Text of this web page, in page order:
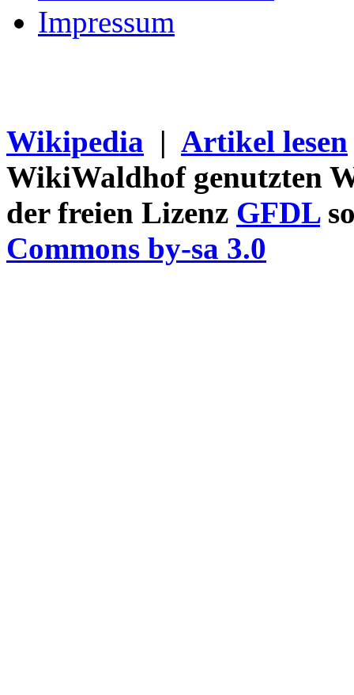
Impressum
Wikipedia | Artikel lesen
WikiWaldhof genutzten
der freien Lizenz GFDL
Commons by-sa 3.0